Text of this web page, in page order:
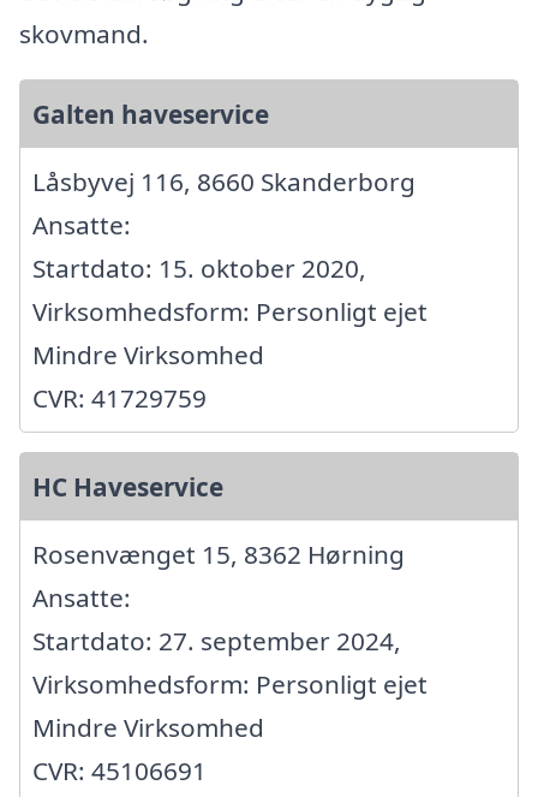
skovmand.
Galten haveservice
Låsbyvej 116, 8660 Skanderborg
Ansatte:
Startdato: 15. oktober 2020,
Virksomhedsform: Personligt ejet
Mindre Virksomhed
CVR: 41729759
HC Haveservice
Rosenvænget 15, 8362 Hørning
Ansatte:
Startdato: 27. september 2024,
Virksomhedsform: Personligt ejet
Mindre Virksomhed
CVR: 45106691